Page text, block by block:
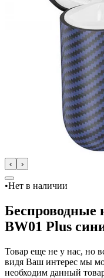
‹ ›
•Нет в наличии
Беспроводные
BW01 Plus
Товар еще не у нас, но
видя Ваш интерес мы
необходим данный